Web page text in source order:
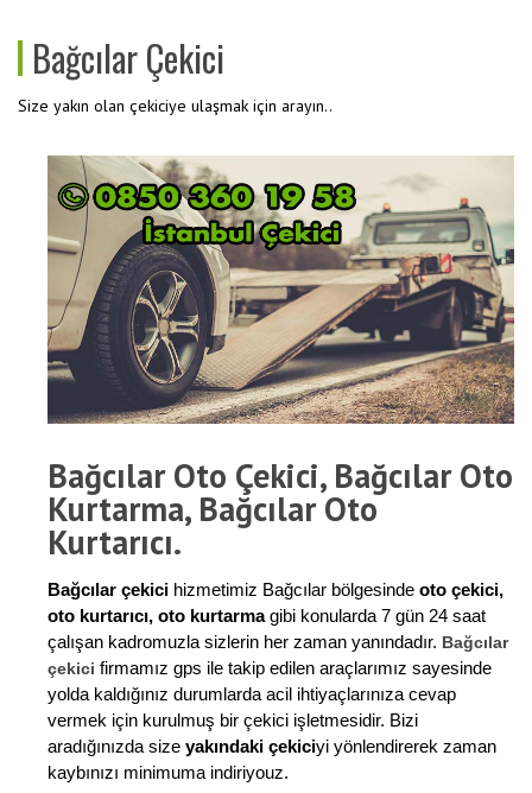
Bağcılar Çekici
Size yakın olan çekiciye ulaşmak için arayın..
Bağcılar Oto Çekici, Bağcılar Oto
Kurtarma, Bağcılar Oto
Kurtarıcı.
Bağcılar çekici hizmetimiz Bağcılar bölgesinde oto çekici,
oto kurtarıcı, oto kurtarmagibi konularda 7 gün 24 saat
çalışan kadromuzla sizlerin her zaman yanındadır. Bağcılar
çekici firmamız gps ile takip edilen araçlarımız sayesinde
yolda kaldığınız durumlarda acil ihtiyaçlarınıza cevap
vermek için kurulmuş bir çekici işletmesidir. Bizi
aradığınızda size yakındaki çekiciyi yönlendirerek zaman
kaybınızı minimuma indiriyouz.